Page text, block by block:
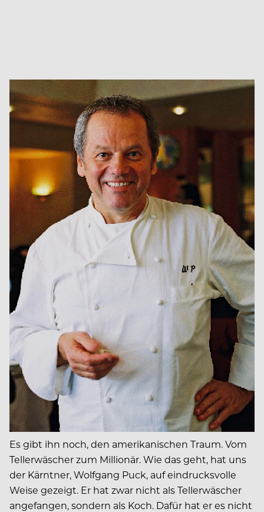
Es gibt ihn noch, den amerikanischen Traum. Vom
Tellerwäscher zum Millionär. Wie das geht, hat uns
der Kärntner, Wolfgang Puck, auf eindrucksvolle
Weise gezeigt. Er hat zwar nicht als Tellerwäscher
angefangen, sondern als Koch. Dafür hat er es nicht